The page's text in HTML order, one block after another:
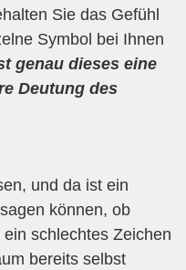
Sie das Gefühl
Symbol bei Ihnen
genau dieses eine
Deutung des
und da ist ein
können, ob
schlechtes Zeichen
bereits selbst